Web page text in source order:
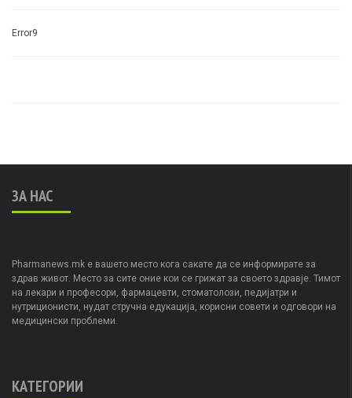
Error9
ЗА НАС
Pharmanews.mk е вашето место кога сакате да се информирате за
здрав живот. Место за сите оние кои се грижат за своето здравје. Тимот
на лекари и професори, фармацевти, стоматолози, педијатри и
нутриционисти, нудат стручна едукација, корисни совети и одговори на
медицински проблеми.
КАТЕГОРИИ